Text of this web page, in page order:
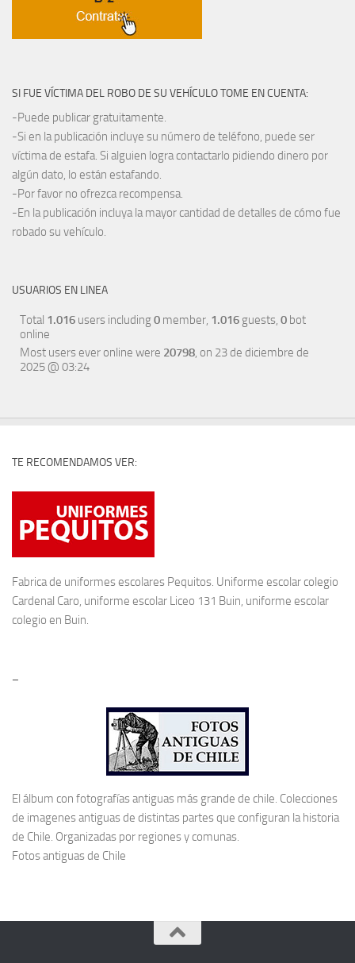
SI FUE VÍCTIMA DEL ROBO DE SU VEHÍCULO TOME EN CUENTA:
-Puede publicar gratuitamente.
-Si en la publicación incluye su número de teléfono, puede ser
víctima de estafa. Si alguien logra contactarlo pidiendo dinero por
algún dato, lo están estafando.
-Por favor no ofrezca recompensa.
-En la publicación incluya la mayor cantidad de detalles de cómo fue
robado su vehículo.
USUARIOS EN LINEA
Total 1.016 users including0 member, 1.016 guests, 0 bot
online
Most users ever online were 20798, on 23 de diciembre de
2025 @ 03:24
TE RECOMENDAMOS VER:
Fabrica de uniformes escolares Pequitos. Uniforme escolar colegio
Cardenal Caro, uniforme escolar Liceo 131 Buin, uniforme escolar
colegio en Buin.
–
El álbum con fotografías antiguas más grande de chile. Colecciones
de imagenes antiguas de distintas partes que configuran la historia
de Chile. Organizadas por regiones y comunas.
Fotos antiguas de Chile